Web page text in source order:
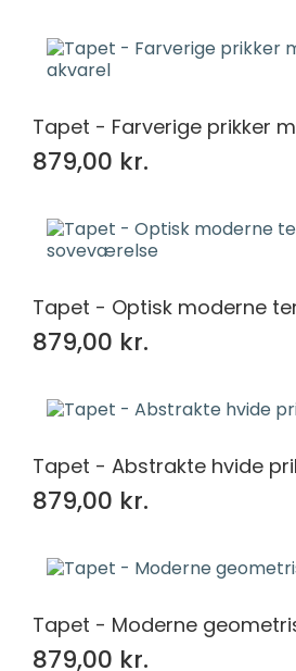
879,00 kr.
879,00 kr.
Tapet - Abstrakte hvide
879,00 kr.
Tapet - Moderne
879,00 kr.